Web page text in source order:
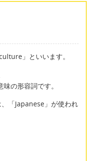
」といいます。
の形容詞です。
「Japanese」が使われ